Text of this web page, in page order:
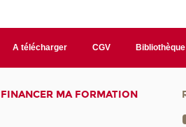
A télécharger CGV Bibliothèque
FINANCER MA FORMATION